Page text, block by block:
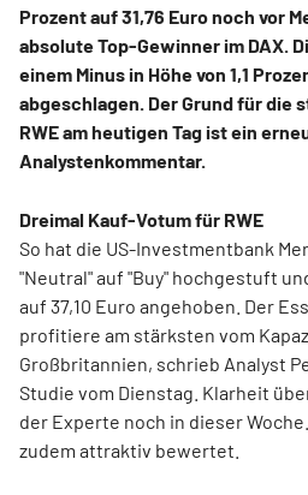
Prozent auf 31,76 Euro noch vor
absolute Top-Gewinner im DAX.
einem Minus in Höhe von 1,1
abgeschlagen. Der Grund für die
RWE am heutigen Tag ist ein
Analystenkommentar.
Dreimal Kauf-Votum für RWE
So hat die US-Investmentbank
"Neutral" auf "Buy" hochgestuft
auf 37,10 Euro angehoben. Der
profitiere am stärksten vom
Großbritannien, schrieb Analyst
Studie vom Dienstag. Klarheit
der Experte noch in dieser
zudem attraktiv bewertet.